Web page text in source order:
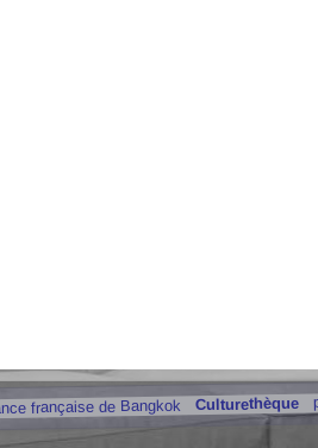
française de Bangkok Culturethèque